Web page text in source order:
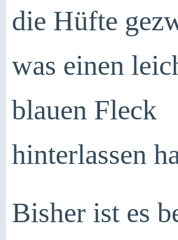
die Hüfte
was einen
blauen Fleck
hinterlassen
Bisher ist es